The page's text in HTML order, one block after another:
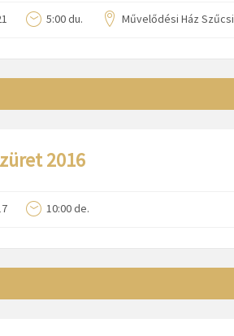
5:00 du. Művelődési Ház Szűcsi
2016
10:00 de.